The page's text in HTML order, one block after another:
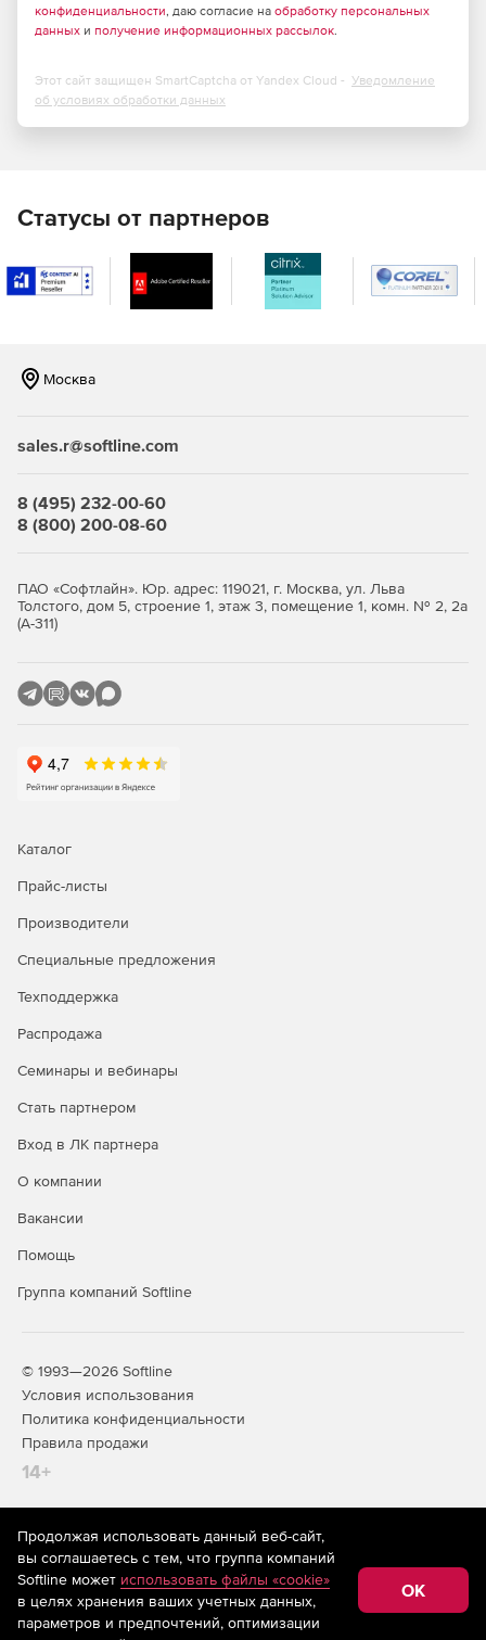
конфиденциальности, даю согласие на обработку персональных
данных и получение информационных рассылок.
Этот сайт защищен SmartCaptcha от Yandex Cloud - Уведомление
об условиях обработки данных
Статусы от партнеров
Москва
sales.r@softline.com
8 (495) 232-00-60
8 (800) 200-08-60
ПАО «Софтлайн». Юр. адрес: 119021, г. Москва, ул. Льва
Толстого, дом 5, строение 1, этаж 3, помещение 1, комн. № 2, 2а
(А-311)
Каталог
Прайс-листы
Производители
Специальные предложения
Техподдержка
Распродажа
Семинары и вебинары
Стать партнером
Вход в ЛК партнера
О компании
Вакансии
Помощь
Группа компаний Softline
© 1993—2026 Softline
Условия использования
Политика конфиденциальности
Правила продажи
14+
На информационном ресурсе store.softline.ru применяются
рекомендательные технологии(информационные технологии
предоставления информации на основе сбора,
систематизации и анализа сведений, относящихся к
предпочтениям пользователей сети «Интернет»,
находящихся на территории Российской Федерации)
Продолжая использовать данный веб-сайт,
вы соглашаетесь с тем, что группа компаний
Softline может использовать файлы «cookie»
в целях хранения ваших учетных данных,
параметров и предпочтений, оптимизации
OK